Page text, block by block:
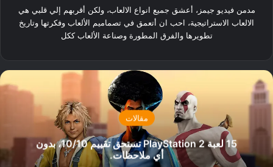
مدمن فيديو جيمز، أعشق جميع انواع الالعاب، ولكن أقربهم إلي قلبي هي
الالعاب الاستراتيجية، احب ان أتعمق في تصماميم الألعاب وفكرتها وتاريخ
تطويرها والفرق المطورة وصناعة الألعاب ككل
مقالات
15 لعبة PlayStation 2 تستحق تقييم 10/10، بدون
أي ملاحظات.